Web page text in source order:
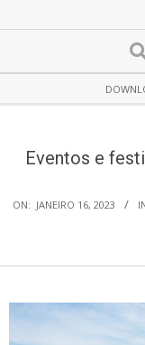
Navigation
Eventos e
ON: JANEIRO 16, 2023